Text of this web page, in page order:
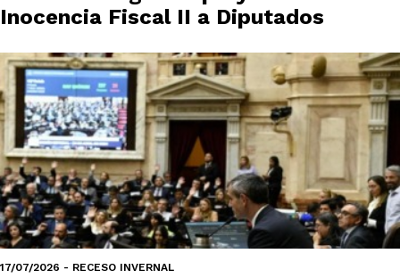
Inocencia Fiscal II a Diputados
17/07/2026 - RECESO INVERNAL